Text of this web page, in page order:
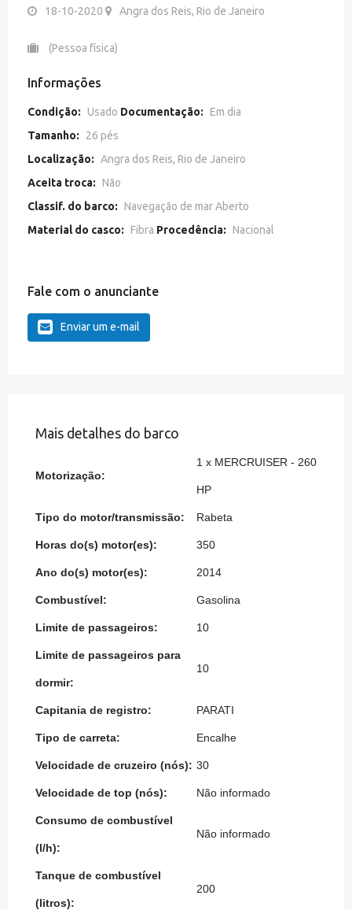
18-10-2020 Angra dos Reis, Rio de Janeiro
(Pessoa física)
Informações
Condição: Usado Documentação: Em dia
Tamanho:
26 pés
Localização: Angra dos Reis, Rio de Janeiro
Aceita troca: Não
Classif. do barco: Navegação de mar Aberto
Material do casco: Fibra Procedência: Nacional
Fale com o anunciante
Enviar um e-mail
Mais detalhes do barco
Motorização:
1 x MERCRUISER - 260
HP
Tipo do motor/transmissão: Rabeta
Horas do(s) motor(es): 350
Ano do(s) motor(es): 2014
Combustível: Gasolina
Limite de passageiros: 10
Limite de passageiros para
dormir:
10
Capitania de registro: PARATI
Tipo de carreta: Encalhe
Velocidade de cruzeiro (nós): 30
Velocidade de top (nós): Não informado
Consumo de combustível
(l/h):
Não informado
Tanque de combustível
(litros):
200